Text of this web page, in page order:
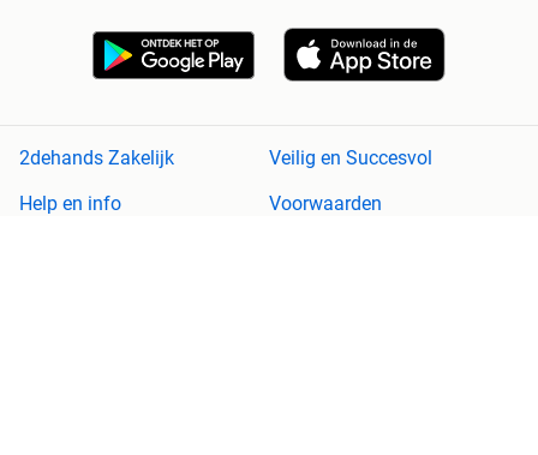
2dehands Zakelijk
Veilig en Succesvol
Help en info
Voorwaarden